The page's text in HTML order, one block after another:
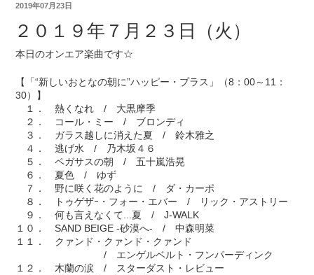
2019年07月23日
２０１９年７月２３日（火）
本日のオンエア楽曲です☆
【「“新しいおとなの朝に”ハッピー・プラス」（8：00～11：
30）】
１． 熱くなれ / 大黒摩季
２． コール・ミー / ブロンディ
３． ガラス越しに消えた夏 / 鈴木雅之
４． 逃げ水 / 乃木坂４６
５． ペガサスの朝 / 五十嵐浩晃
６． 夏色 / ゆず
７． 野に咲く花のように / ダ・カーポ
８． トゥゲザｰ・フォー・エバー / リック・アストリー
９． 何も言えなくて...夏 / J-WALK
１０． SAND BEIGE -砂漠へ- / 中森明菜
１１． クァンド・クァンド・クァンド
/ エンゲルベルト・フンパーディンク
１２． 木蘭の涙 / スターダスト・レビュー